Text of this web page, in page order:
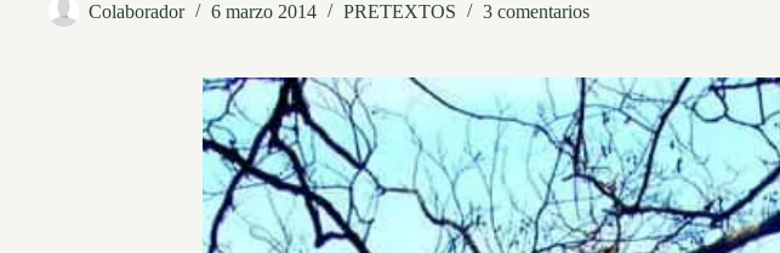
Colaborador 6 marzo 2014 PRETEXTOS 3 comentarios